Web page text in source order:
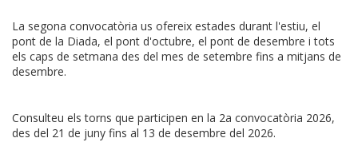
La segona convocatòria us ofereix estades durant l'estiu, el
pont de la Diada, el pont d'octubre, el pont de desembre i tots
els caps de setmana des del mes de setembre fins a mitjans de
desembre.
Consulteu els torns que participen en la 2a convocatòria 2026,
des del 21 de juny fins al 13 de desembre del 2026.